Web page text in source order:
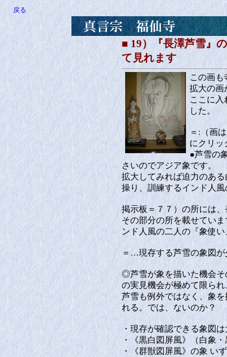
戻る
■ 19）『長澤芦雪』
て見れます
この画
拡大の
ここに
した。
＝:（画
にクリッ
●芦雪の
さいのでアジア象です。
拡大してみれば迫力のあ
操り、訓練するインド人
掲示板＝７７）の所には
その部分の所を載せてい
ンド人風の二人の『象使
＝…現存する芦雪の象図
◎芦雪が象を描いた機会そ
の実見機会が極めて限ら
芦雪も例外ではなく、象
れる。では、ないのか？
・現存が確認できる象図
・《黒白図屏風》（白象
・《群獣図屏風》の象 い